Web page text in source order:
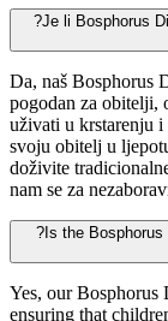
?Je li Bosphorus
Da, naš Bosphorus
pogodan za obitelji,
uživati u krstarenju
svoju obitelj u
doživite
nam se za
?Is the Bosphorus
Yes, our Bosphorus
ensuring that